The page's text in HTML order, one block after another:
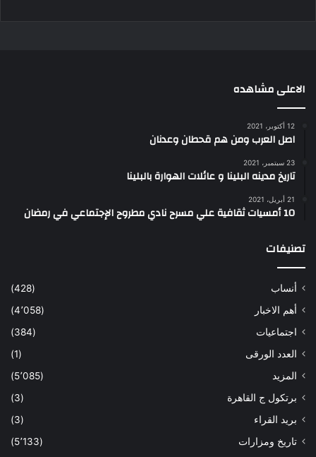
الاعلى مشاهده
12 أكتوبر، 2021
اصل العرب ومن هم قحطان وعدنان
23 سبتمبر، 2021
تاريخ مدينه البلينا و عائلات الهوارة بالبلينا
21 أبريل، 2021
10 أمسيات ثقافية علي مسرح نادي مطروح الإجتماعي في رمضان
تصنيفات
أنساب
(428)
أهم الاخبار
(4٬058)
اجتماعيات
(384)
العدد الورقى
(1)
المزيد
(5٬085)
برتكول ج القاهرة
(3)
بريد القراء
(3)
تاريخ ومزارات
(5٬133)